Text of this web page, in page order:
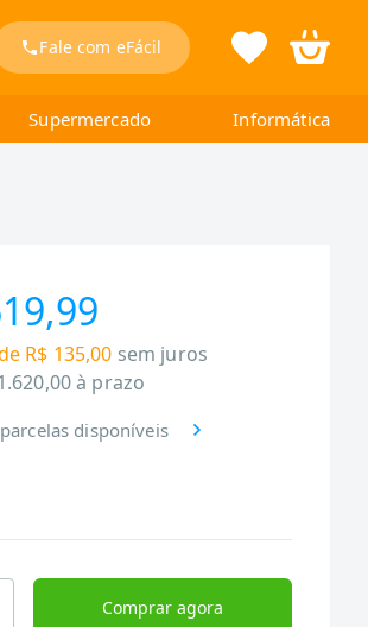
Fale com eFácil
Supermercado Informática
R$ 135,00 sem juros
à prazo
disponíveis
Comprar agora